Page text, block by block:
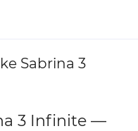
Sabrina 3
3 Infinite —